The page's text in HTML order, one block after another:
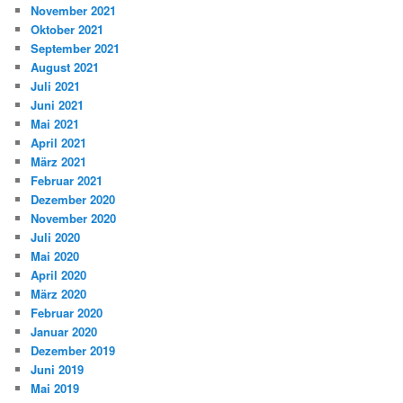
November 2021
Oktober 2021
September 2021
August 2021
Juli 2021
Juni 2021
Mai 2021
April 2021
März 2021
Februar 2021
Dezember 2020
November 2020
Juli 2020
Mai 2020
April 2020
März 2020
Februar 2020
Januar 2020
Dezember 2019
Juni 2019
Mai 2019